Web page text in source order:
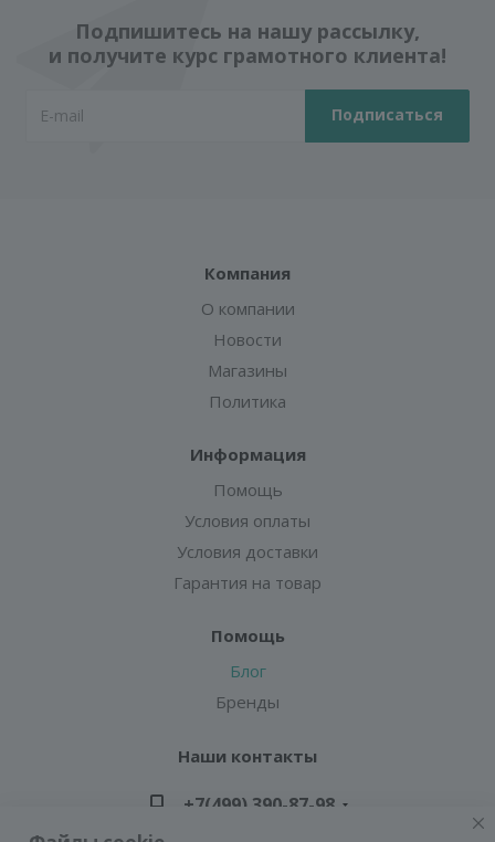
Подпишитесь на нашу рассылку,
и получите курс грамотного клиента!
Компания
О компании
Новости
Магазины
Политика
Информация
Помощь
Условия оплаты
Условия доставки
Гарантия на товар
Помощь
Блог
Бренды
Наши контакты
+7(499) 390-87-98